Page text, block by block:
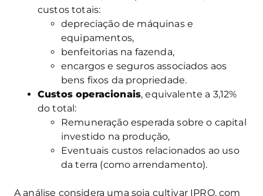
custos totais:
depreciação de máquinas e
equipamentos,
benfeitorias na fazenda,
encargos e seguros associados aos
bens fixos da propriedade.
Custos operacionais, equivalente a 3,12%
do total:
Remuneração esperada sobre o capital
investido na produção,
Eventuais custos relacionados ao uso
da terra (como arrendamento).
A análise considera uma soja cultivar IPRO, com